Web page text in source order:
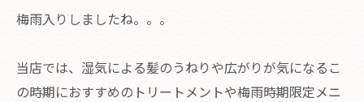
梅雨入りしましたね。。。
当店では、湿気による髪のうねりや広がりが気になるこ
の時期におすすめのトリートメントや梅雨時期限定メニ